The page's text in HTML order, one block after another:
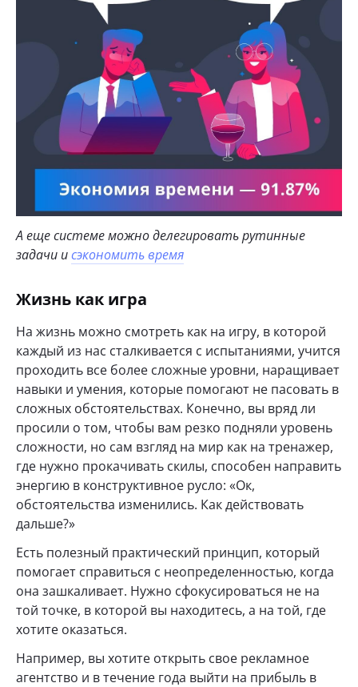
А еще системе можно делегировать рутинные
задачи исэкономить время
Жизнь как игра
На жизнь можно смотреть как на игру, в которой
каждый из нас сталкивается с испытаниями, учится
проходить все более сложные уровни, наращивает
навыки и умения, которые помогают не пасовать в
сложных обстоятельствах. Конечно, вы вряд ли
просили о том, чтобы вам резко подняли уровень
сложности, но сам взгляд на мир как на тренажер,
где нужно прокачивать скилы, способен направить
энергию в конструктивное русло: «Ок,
обстоятельства изменились. Как действовать
дальше?»
Есть полезный практический принцип, который
помогает справиться с неопределенностью, когда
она зашкаливает. Нужно сфокусироваться не на
той точке, в которой вы находитесь, а на той, где
хотите оказаться.
Например, вы хотите открыть свое рекламное
агентство и в течение года выйти на прибыль в